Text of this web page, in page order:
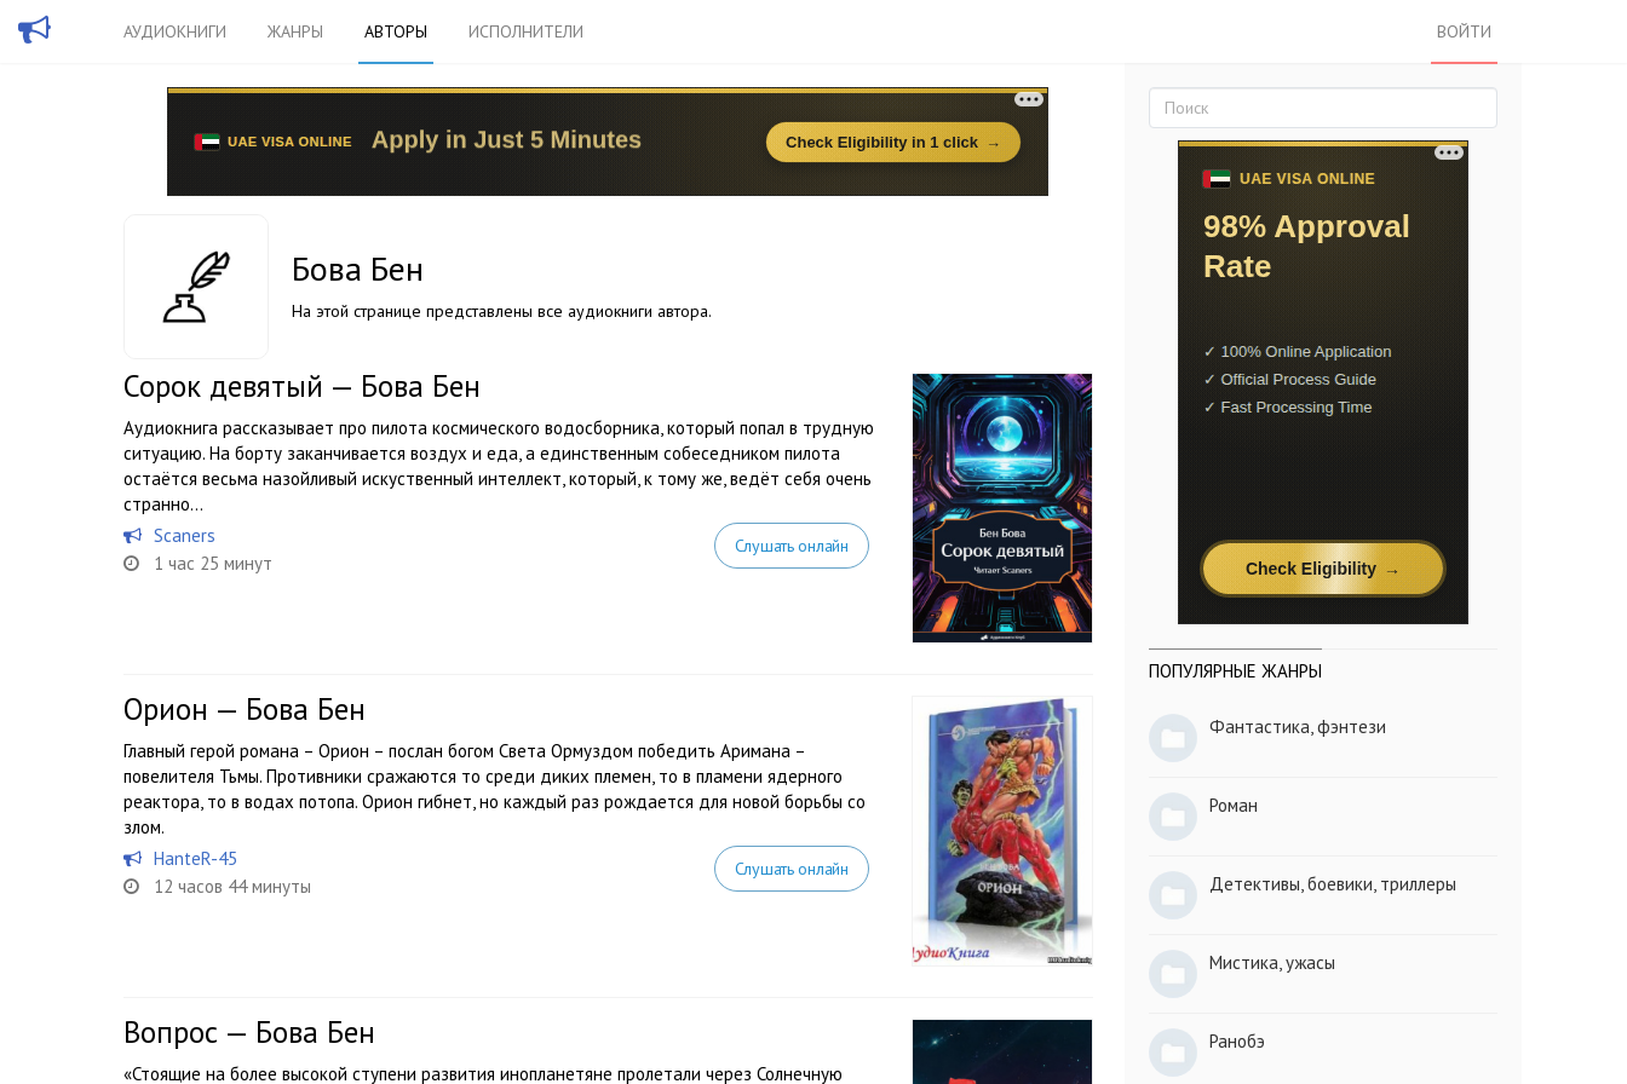
АУДИОКНИГИ ЖАНРЫ АВТОРЫ ИСПОЛНИТЕЛИ ВОЙТИ
Бова Бен
На этой странице представлены все аудиокниги автора.
Сорок девятый — Бова Бен
Аудиокнига рассказывает про пилота космического водосборника, который попал в трудную
ситуацию. На борту заканчивается воздух и еда, а единственным собеседником пилота
остаётся весьма назойливый искуственный интеллект, который, к тому же, ведёт себя очень
странно…
Scaners
1 час 25 минут
Слушать онлайн
Орион — Бова Бен
Главный герой романа – Орион – послан богом Света Ормуздом победить Аримана –
повелителя Тьмы. Противники сражаются то среди диких племен, то в пламени ядерного
реактора, то в водах потопа. Орион гибнет, но каждый раз рождается для новой борьбы со
злом.
HanteR-45
12 часов 44 минуты
Слушать онлайн
Вопрос — Бова Бен
«Стоящие на более высокой ступени развития инопланетяне пролетали через Солнечную
ПОПУЛЯРНЫЕ ЖАНРЫ
Фантастика, фэнтези
Роман
Детективы, боевики, триллеры
Мистика, ужасы
Ранобэ